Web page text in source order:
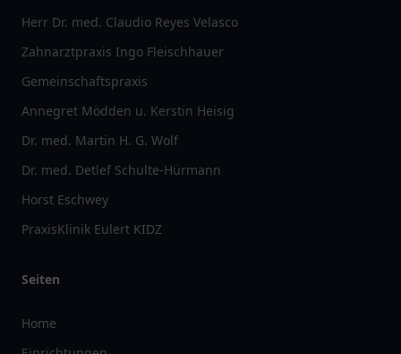
Herr Dr. med. Claudio Reyes Velasco
Zahnarztpraxis Ingo Fleischhauer
Gemeinschaftspraxis
Annegret Mödden u. Kerstin Heisig
Dr. med. Martin H. G. Wolf
Dr. med. Detlef Schulte-Hürmann
Horst Eschwey
PraxisKlinik Eulert KIDZ
Seiten
Home